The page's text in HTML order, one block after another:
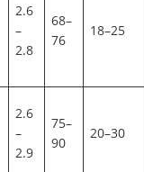
2.6
–
2.8
68–
76
18–25
2.6
–
2.9
75–
90
20–30